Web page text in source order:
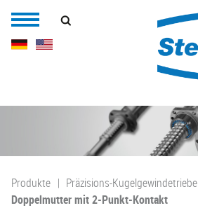
Produkte
Präzisions-Kugelgewindetriebe
Doppelmutter mit 2-Punkt-Kontakt